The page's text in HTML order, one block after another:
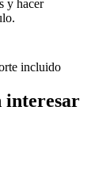
y hacer
incluido
interesar